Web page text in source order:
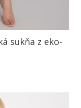
sukňa z eko-